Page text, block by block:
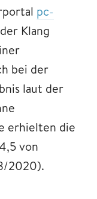
pc-
Klang
bei der
laut der
erhielten die
von
2020).